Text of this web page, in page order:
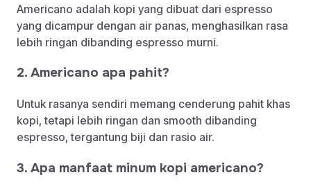
Americano adalah kopi yang dibuat dari espresso
yang dicampur dengan air panas, menghasilkan rasa
lebih ringan dibanding espresso murni.
2. Americano apa pahit?
Untuk rasanya sendiri memang cenderung pahit khas
kopi, tetapi lebih ringan dan smooth dibanding
espresso, tergantung biji dan rasio air.
3. Apa manfaat minum kopi americano?